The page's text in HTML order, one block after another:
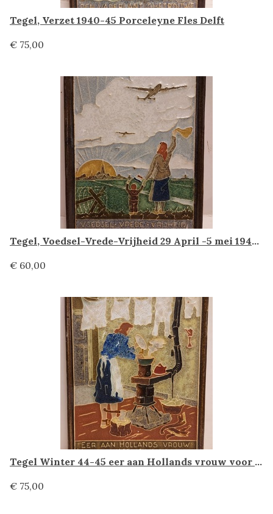
Tegel, Verzet 1940-45 Porceleyne Fles Delft
€ 75,00
Tegel, Voedsel-Vrede-Vrijheid 29 April -5 mei 1945 Porceleyne Fles Delft
€ 60,00
Tegel Winter 44-45 eer aan Hollands vrouw voor volharding moed en trouw Porceleyne Fles Delft
€ 75,00